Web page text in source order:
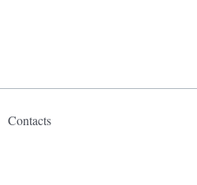
Contacts